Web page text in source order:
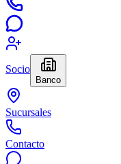
Socio
Banco
Sucursales
Contacto